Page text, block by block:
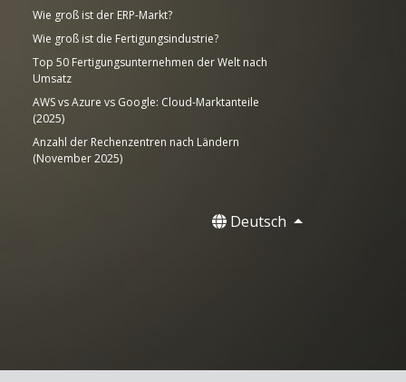
Wie groß ist der ERP-Markt?
Wie groß ist die Fertigungsindustrie?
Top 50 Fertigungsunternehmen der Welt nach
Umsatz
AWS vs Azure vs Google: Cloud-Marktanteile
(2025)
Anzahl der Rechenzentren nach Ländern
(November 2025)
Deutsch